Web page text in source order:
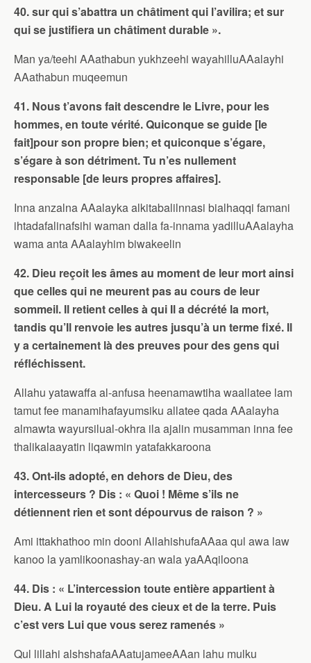
40. sur qui s’abattra un châtiment qui l’avilira; et sur
qui se justifiera un châtiment durable ».
Man ya/teehi AAathabun yukhzeehi wayahilluAAalayhi
AAathabun muqeemun
41. Nous t’avons fait descendre le Livre, pour les
hommes, en toute vérité. Quiconque se guide [le
fait]pour son propre bien; et quiconque s’égare,
s’égare à son détriment. Tu n’es nullement
responsable [de leurs propres affaires].
Inna anzalna AAalayka alkitabalilnnasi bialhaqqi famani
ihtadafalinafsihi waman dalla fa-innama yadilluAAalayha
wama anta AAalayhim biwakeelin
42. Dieu reçoit les âmes au moment de leur mort ainsi
que celles qui ne meurent pas au cours de leur
sommeil. Il retient celles à qui Il a décrété la mort,
tandis qu’Il renvoie les autres jusqu’à un terme fixé. Il
y a certainement là des preuves pour des gens qui
réfléchissent.
Allahu yatawaffa al-anfusa heenamawtiha waallatee lam
tamut fee manamihafayumsiku allatee qada AAalayha
almawta wayursilual-okhra ila ajalin musamman inna fee
thalikalaayatin liqawmin yatafakkaroona
43. Ont-ils adopté, en dehors de Dieu, des
intercesseurs ? Dis : « Quoi ! Même s’ils ne
détiennent rien et sont dépourvus de raison ? »
Ami ittakhathoo min dooni AllahishufaAAaa qul awa law
kanoo la yamlikoonashay-an wala yaAAqiloona
44. Dis : « L’intercession toute entière appartient à
Dieu. A Lui la royauté des cieux et de la terre. Puis
c’est vers Lui que vous serez ramenés »
Qul lillahi alshshafaAAatujameeAAan lahu mulku